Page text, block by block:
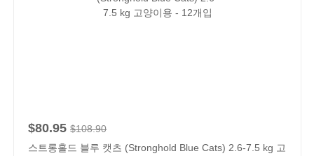
$80.95 $108.90
스트롱홀드 블루 캣츠 (Stronghold Blue Cats) 2.6-7.5 kg 고